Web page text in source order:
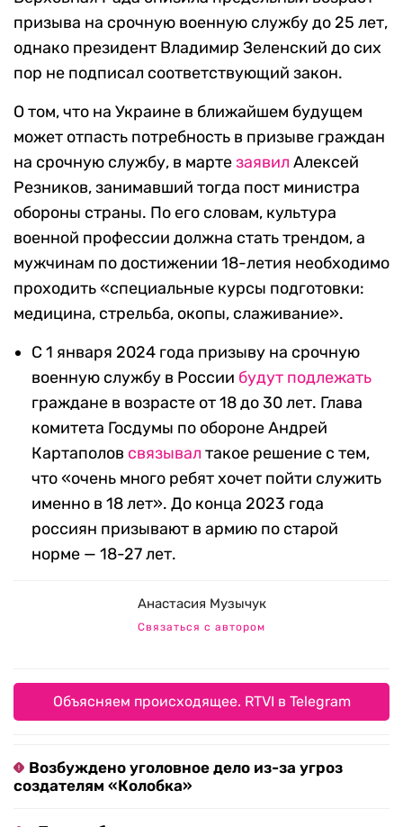
призыва на срочную военную службу до 25 лет,
однако президент Владимир Зеленский до сих
пор не подписал соответствующий закон.
О том, что на Украине в ближайшем будущем
может отпасть потребность в призыве граждан
на срочную службу, в мартезаявил Алексей
Резников, занимавший тогда пост министра
обороны страны. По его словам, культура
военной профессии должна стать трендом, а
мужчинам по достижении 18-летия необходимо
проходить «специальные курсы подготовки:
медицина, стрельба, окопы, слаживание».
С 1 января 2024 года призыву на срочную
военную службу в России будут подлежать
граждане в возрасте от 18 до 30 лет. Глава
комитета Госдумы по обороне Андрей
Картаполов связывал такое решение с тем,
что «очень много ребят хочет пойти служить
именно в 18 лет». До конца 2023 года
россиян призывают в армию по старой
норме — 18-27 лет.
Анастасия Музычук
Связаться с автором
Объясняем происходящее. RTVI в Telegram
Возбуждено уголовное дело из-за угроз
создателям «Колобка»